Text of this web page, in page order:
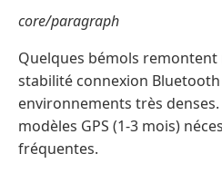
core/paragraph
Quelques bémols
stabilité connexion
environnements très
modèles GPS (1-3 mois)
fréquentes.